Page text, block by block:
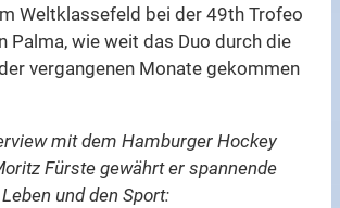
Weltklassefeld bei der 49th Trofeo
Palma, wie weit das Duo durch die
vergangenen Monate gekommen
mit dem Hamburger Hockey
Fürste gewährt er spannende
und den Sport: